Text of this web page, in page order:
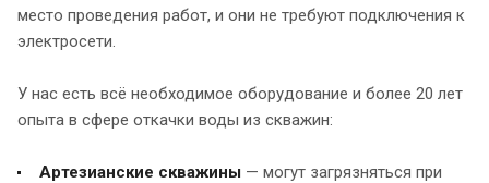
место проведения работ, и они не требуют подключения к
электросети.
У нас есть всё необходимое оборудование и более 20 лет
опыта в сфере откачки воды из скважин:
Артезианские скважины — могут загрязняться при